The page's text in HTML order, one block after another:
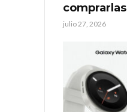
comprarlas
julio 27, 2026